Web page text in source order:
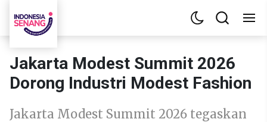
Jakarta Modest Summit 2026
Dorong Industri Modest Fashion
Jakarta Modest Summit 2026 tegaskan